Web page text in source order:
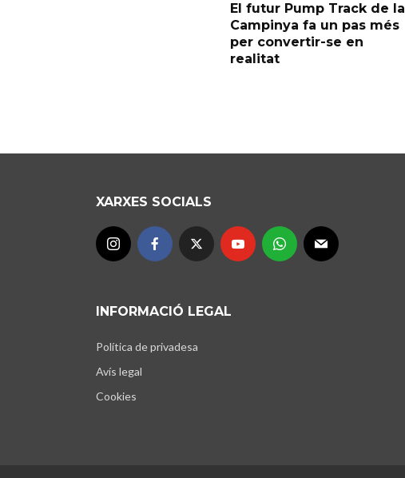
El futur Pump Track de la
Campinya fa un pas més
per convertir-se en
realitat
XARXES SOCIALS
INFORMACIÓ LEGAL
Política de privadesa
Avís legal
Cookies